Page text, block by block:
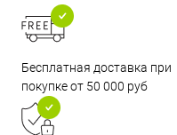
Бесплатная доставка при
покупке от 50 000 руб